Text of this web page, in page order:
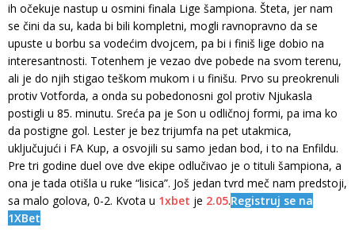
ih očekuje nastup u osmini finala Lige šampiona. Šteta, jer nam
se čini da su, kada bi bili kompletni, mogli ravnopravno da se
upuste u borbu sa vodećim dvojcem, pa bi i finiš lige dobio na
interesantnosti. Totenhem je vezao dve pobede na svom terenu,
ali je do njih stigao teškom mukom i u finišu. Prvo su preokrenuli
protiv Votforda, a onda su pobedonosni gol protiv Njukasla
postigli u 85. minutu. Sreća pa je Son u odličnoj formi, pa ima ko
da postigne gol. Lester je bez trijumfa na pet utakmica,
uključujući i FA Kup, a osvojili su samo jedan bod, i to na Enfildu.
Pre tri godine duel ove dve ekipe odlučivao je o tituli šampiona, a
ona je tada otišla u ruke “lisica”. Još jedan tvrd meč nam predstoji,
sa malo golova, 0-2. Kvota u 1xbet je 2.05.Registruj se na
1XBet